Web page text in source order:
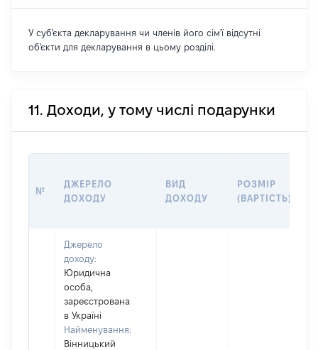
У суб'єкта декларування чи членів його сім'ї відсутні
об'єкти для декларування в цьому розділі.
11. Доходи, у тому числі подарунки
№
ДЖЕРЕЛО
ДОХОДУ
ВИД
ДОХОДУ
РОЗМІР
(ВАРТІСТЬ)
Джерело
доходу:
Юридична
особа,
зареєстрована
в Україні
Найменування:
Вінницький